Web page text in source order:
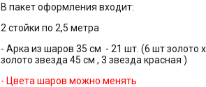
В пакет оформления входит:
2 стойки по 2,5 метра
- Арка из шаров 35 см - 21 шт. (6 шт золото
золото звезда 45 см , 3 звезда красная )
- Цвета шаров можно менять